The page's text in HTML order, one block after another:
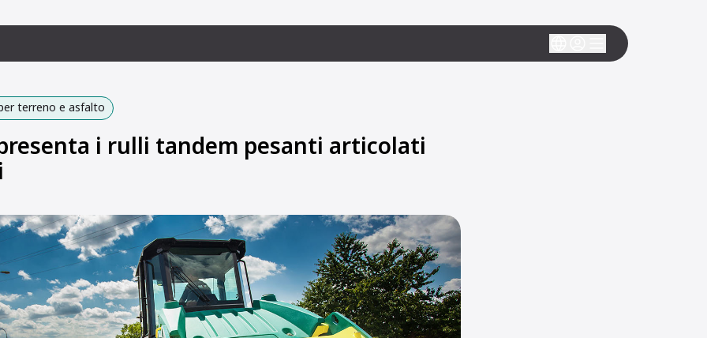
terreno e asfalto
i rulli tandem pesanti articolati